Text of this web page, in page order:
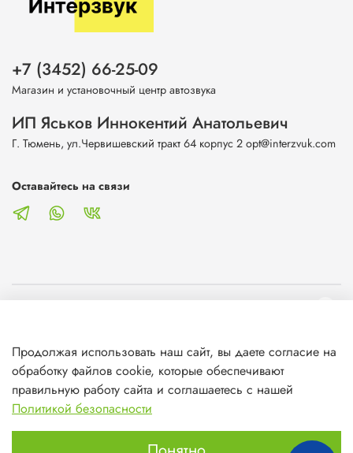
Клиентам
Информация
+7 (3452) 66-25-09
Магазин и установочный центр автозвука
ИП Яськов Иннокентий Анатольевич
Г. Тюмень, ул.Червишевский тракт 64 корпус 2 opt@interzvuk.com
Оставайтесь на связи
Продолжая использовать наш сайт, вы даете согласие на
обработку файлов cookie, которые обеспечивают
правильную работу сайта и соглашаетесь с нашей
Политикой безопасности